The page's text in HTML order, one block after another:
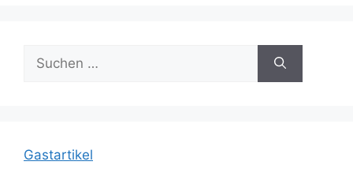
Suche
nach:
Gastartikel